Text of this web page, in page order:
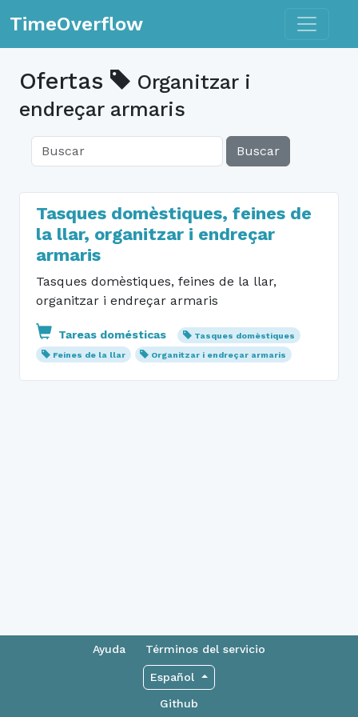
TimeOverflow Toggle
Ofertas
Organitzar i
endreçar armaris
Buscar
Tasques domèstiques, feines de
la llar, organitzar i endreçar
armaris
Tasques domèstiques, feines de la llar,
organitzar i endreçar armaris
Tareas domésticas
Tasques domèstiques
Feines de la llar
Organitzar i endreçar armaris
Ayuda Términos del servicio
Español
Github